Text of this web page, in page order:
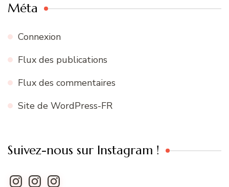
Méta
Connexion
Flux des publications
Flux des commentaires
Site de WordPress-FR
Suivez-nous sur Instagram !
Instagram
InstagramInstagram